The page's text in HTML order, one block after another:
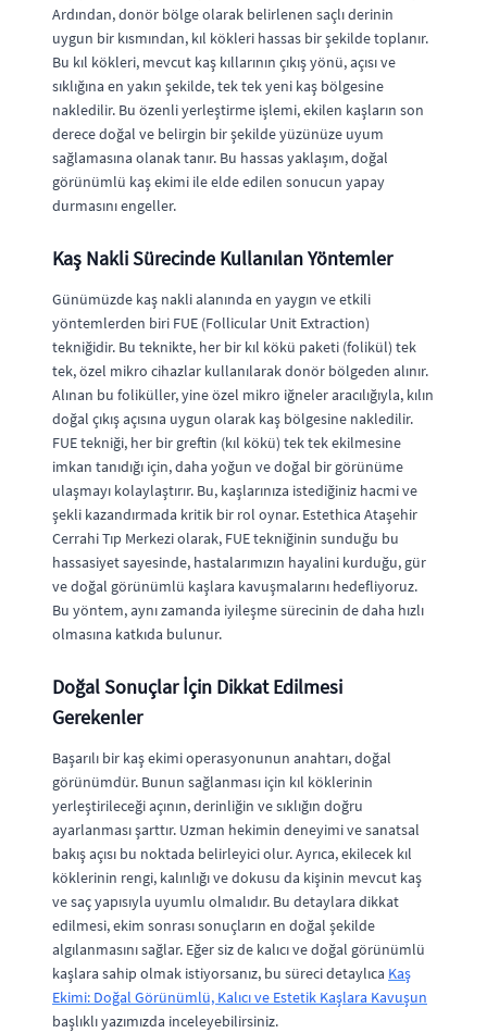
Ardından, donör bölge olarak belirlenen saçlı derinin
uygun bir kısmından, kıl kökleri hassas bir şekilde toplanır.
Bu kıl kökleri, mevcut kaş kıllarının çıkış yönü, açısı ve
sıklığına en yakın şekilde, tek tek yeni kaş bölgesine
nakledilir. Bu özenli yerleştirme işlemi, ekilen kaşların son
derece doğal ve belirgin bir şekilde yüzünüze uyum
sağlamasına olanak tanır. Bu hassas yaklaşım, doğal
görünümlü kaş ekimi ile elde edilen sonucun yapay
durmasını engeller.
Kaş Nakli Sürecinde Kullanılan Yöntemler
Günümüzde kaş nakli alanında en yaygın ve etkili
yöntemlerden biri FUE (Follicular Unit Extraction)
tekniğidir. Bu teknikte, her bir kıl kökü paketi (folikül) tek
tek, özel mikro cihazlar kullanılarak donör bölgeden alınır.
Alınan bu foliküller, yine özel mikro iğneler aracılığıyla, kılın
doğal çıkış açısına uygun olarak kaş bölgesine nakledilir.
FUE tekniği, her bir greftin (kıl kökü) tek tek ekilmesine
imkan tanıdığı için, daha yoğun ve doğal bir görünüme
ulaşmayı kolaylaştırır. Bu, kaşlarınıza istediğiniz hacmi ve
şekli kazandırmada kritik bir rol oynar. Estethica Ataşehir
Cerrahi Tıp Merkezi olarak, FUE tekniğinin sunduğu bu
hassasiyet sayesinde, hastalarımızın hayalini kurduğu, gür
ve doğal görünümlü kaşlara kavuşmalarını hedefliyoruz.
Bu yöntem, aynı zamanda iyileşme sürecinin de daha hızlı
olmasına katkıda bulunur.
Doğal Sonuçlar İçin Dikkat Edilmesi
Gerekenler
Başarılı bir kaş ekimi operasyonunun anahtarı, doğal
görünümdür. Bunun sağlanması için kıl köklerinin
yerleştirileceği açının, derinliğin ve sıklığın doğru
ayarlanması şarttır. Uzman hekimin deneyimi ve sanatsal
bakış açısı bu noktada belirleyici olur. Ayrıca, ekilecek kıl
köklerinin rengi, kalınlığı ve dokusu da kişinin mevcut kaş
ve saç yapısıyla uyumlu olmalıdır. Bu detaylara dikkat
edilmesi, ekim sonrası sonuçların en doğal şekilde
algılanmasını sağlar. Eğer siz de kalıcı ve doğal görünümlü
kaşlara sahip olmak istiyorsanız, bu süreci detaylıca Kaş
Ekimi: Doğal Görünümlü, Kalıcı ve Estetik Kaşlara Kavuşun
başlıklı yazımızda inceleyebilirsiniz.